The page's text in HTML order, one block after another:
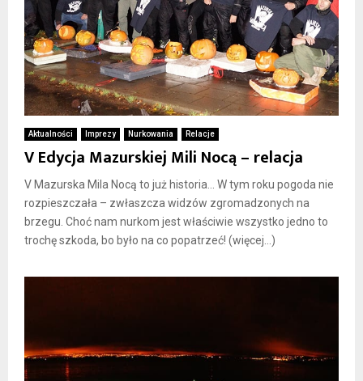
Aktualności Imprezy Nurkowania Relacje
V Edycja Mazurskiej Mili Nocą – relacja
V Mazurska Mila Nocą to już historia… W tym roku pogoda nie
rozpieszczała – zwłaszcza widzów zgromadzonych na
brzegu. Choć nam nurkom jest właściwie wszystko jedno to
trochę szkoda, bo było na co popatrzeć! (więcej…)